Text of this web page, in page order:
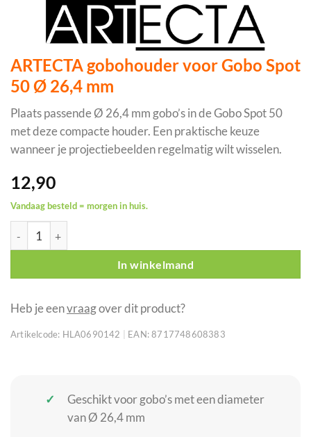
ARTECTA gobohouder voor Gobo Spot
50 Ø 26,4 mm
Plaats passende Ø 26,4 mm gobo’s in de Gobo Spot 50
met deze compacte houder. Een praktische keuze
wanneer je projectiebeelden regelmatig wilt wisselen.
12,90
Vandaag besteld = morgen in huis.
ARTECTA gobohouder voor Gobo Spot 50 Ø 26,4 mm aantal
In winkelmand
Heb je eenvraagover dit product?
Artikelcode: HLA0690142 EAN: 8717748608383
Geschikt voor gobo’s met een diameter
van Ø 26,4 mm